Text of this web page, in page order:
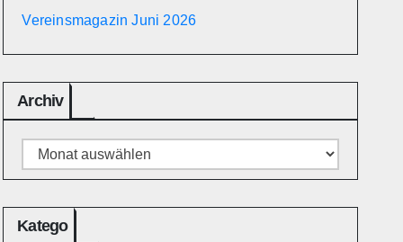
Vereinsmagazin Juni 2026
Archiv
Archiv
Katego